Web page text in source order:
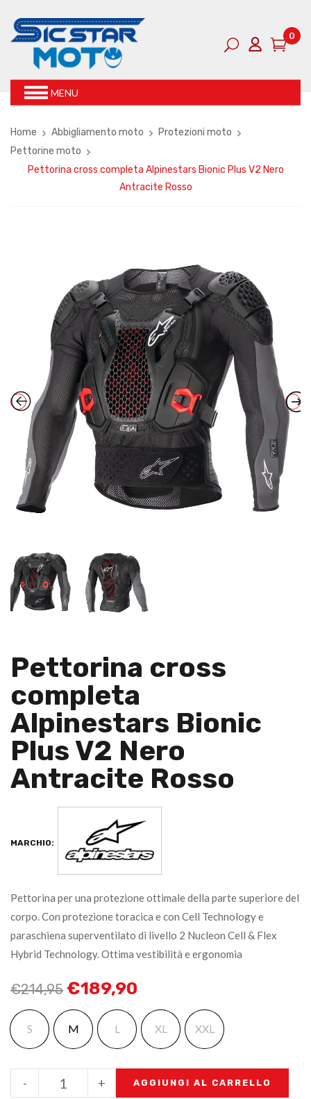
0
MENU
Home Abbigliamento moto
Protezioni moto
Pettorine moto
Pettorina cross completa Alpinestars Bionic Plus V2 Nero
Antracite Rosso
Pettorina cross
completa
Alpinestars Bionic
Plus V2 Nero
Antracite Rosso
MARCHIO:
Pettorina per una protezione ottimale della parte superiore del
corpo. Con protezione toracica e con Cell Technology e
paraschiena superventilato di livello 2 Nucleon Cell & Flex
Hybrid Technology. Ottima vestibilità e ergonomia
€214,95 €189,90
S M L XL XXL
+
- AGGIUNGI AL CARRELLO